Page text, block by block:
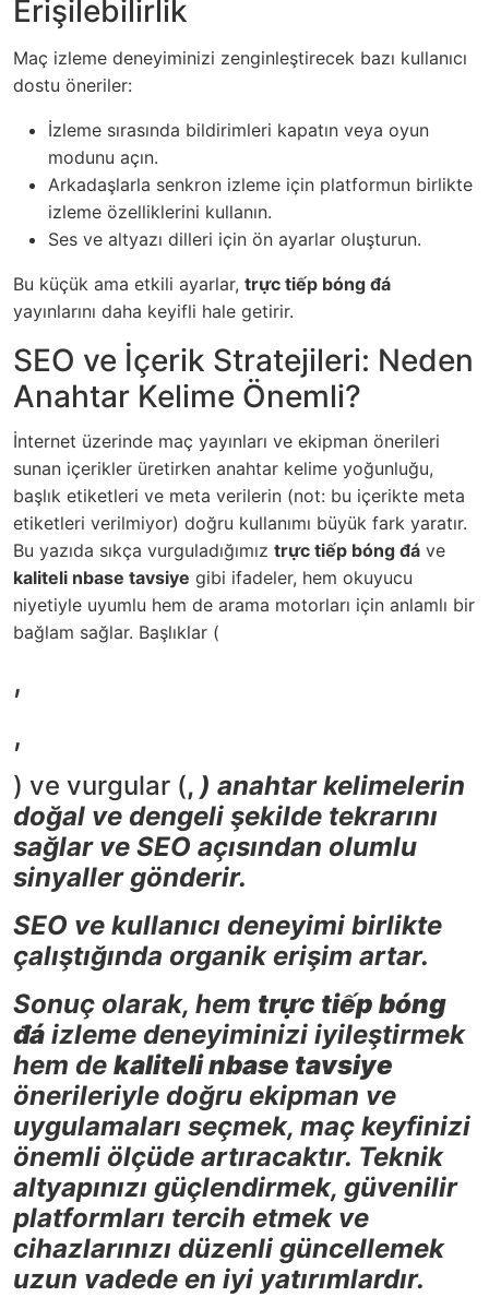
Erişilebilirlik
Maç izleme deneyiminizi zenginleştirecek bazı kullanıcı
dostu öneriler:
İzleme sırasında bildirimleri kapatın veya oyun
modunu açın.
Arkadaşlarla senkron izleme için platformun birlikte
izleme özelliklerini kullanın.
Ses ve altyazı dilleri için ön ayarlar oluşturun.
Bu küçük ama etkili ayarlar, trực tiếp bóng đá
yayınlarını daha keyifli hale getirir.
SEO ve İçerik Stratejileri: Neden
Anahtar Kelime Önemli?
İnternet üzerinde maç yayınları ve ekipman önerileri
sunan içerikler üretirken anahtar kelime yoğunluğu,
başlık etiketleri ve meta verilerin (not: bu içerikte meta
etiketleri verilmiyor) doğru kullanımı büyük fark yaratır.
Bu yazıda sıkça vurguladığımız trực tiếp bóng đá ve
kaliteli nbase tavsiye gibi ifadeler, hem okuyucu
niyetiyle uyumlu hem de arama motorları için anlamlı bir
bağlam sağlar. Başlıklar (
,
,
) ve vurgular (, ) anahtar kelimelerin
doğal ve dengeli şekilde tekrarını
sağlar ve SEO açısından olumlu
sinyaller gönderir.
SEO ve kullanıcı deneyimi birlikte
çalıştığında organik erişim artar.
Sonuç olarak, hem trực tiếp bóng
đá izleme deneyiminizi iyileştirmek
hem de kaliteli nbase tavsiye
önerileriyle doğru ekipman ve
uygulamaları seçmek, maç keyfinizi
önemli ölçüde artıracaktır. Teknik
altyapınızı güçlendirmek, güvenilir
platformları tercih etmek ve
cihazlarınızı düzenli güncellemek
uzun vadede en iyi yatırımlardır.